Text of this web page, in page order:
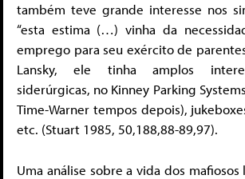
também teve grande interesse nos
“esta estima (…) vinha da
emprego para seu exército de
Lansky, ele tinha amplos
siderúrgicas, no Kinney Parking
Time-Warner tempos depois),
etc. (Stuart 1985, 50,188,88-89,97).
Uma análise sobre a vida dos